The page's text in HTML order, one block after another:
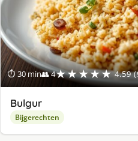
⏱ 30 min👥 4★★★★★ 4.59
Bulgur
Bijgerechten